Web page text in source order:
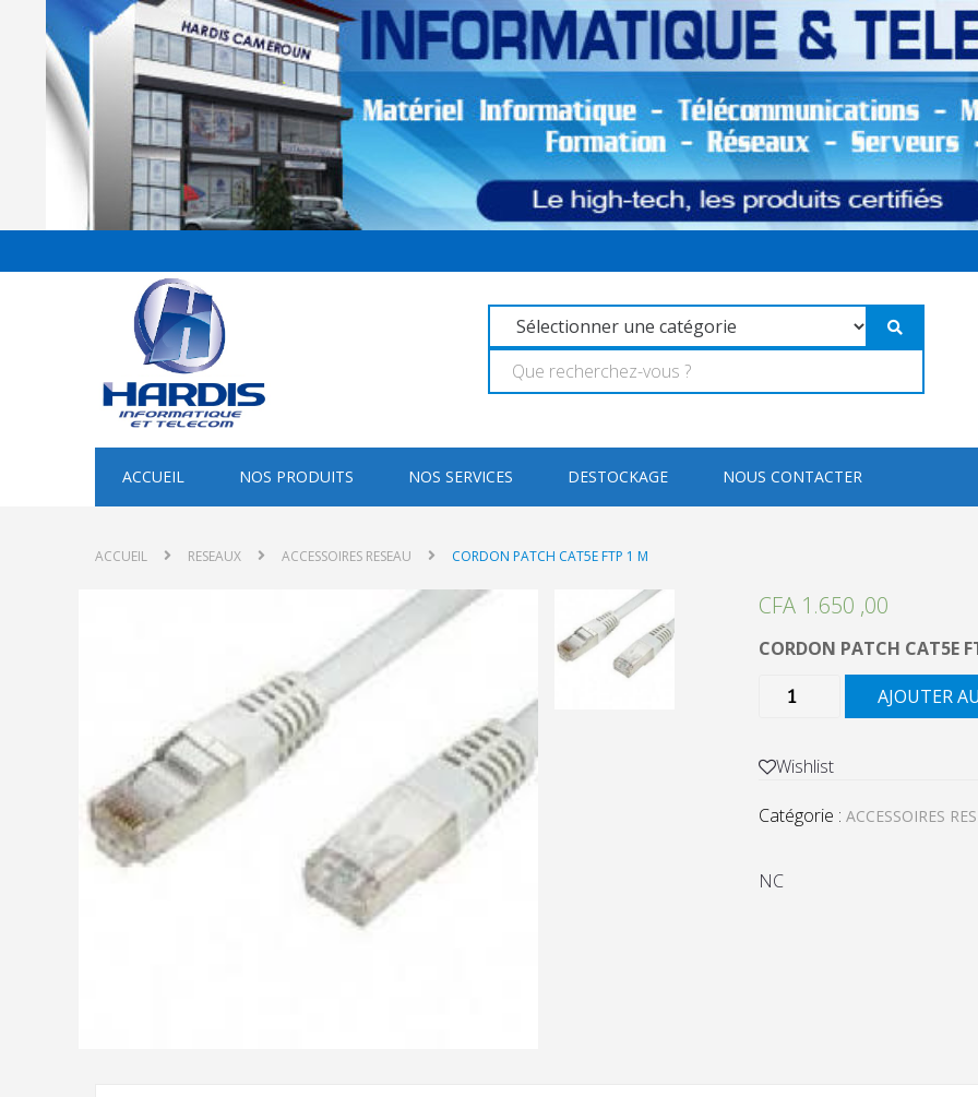
ACCUEIL NOS PRODUITS NOS SERVICES DESTOCKAGE NOUS CONTACTER
ACCUEIL RESEAUX ACCESSOIRES RESEAU CORDON PATCH CAT5E FTP 1 M
CFA 1.650 ,00
CORDON PATCH CAT5E
quantité
PATCH
FTP
M
AJOUTER
Wishlist
Catégorie :ACCESSOIRES
NC